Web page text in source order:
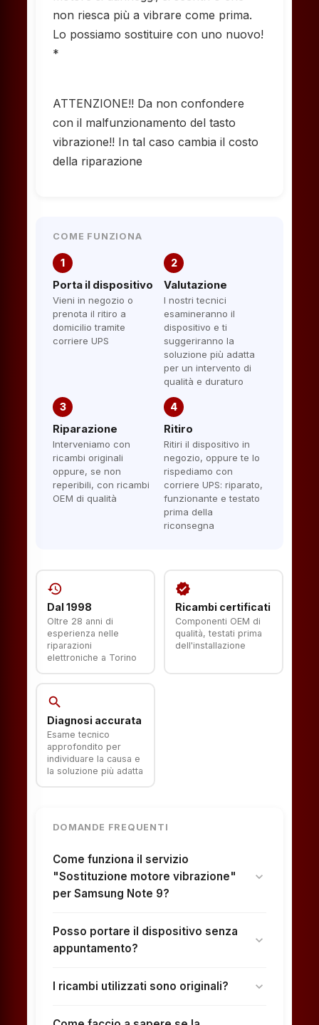
non riesca più a vibrare come prima.
Lo possiamo sostituire con uno nuovo!
*
ATTENZIONE!! Da non confondere
con il malfunzionamento del tasto
vibrazione!! In tal caso cambia il costo
della riparazione
COME FUNZIONA
1
Porta il dispositivo
Vieni in negozio o
prenota il ritiro a
domicilio tramite
corriere UPS
2
Valutazione
I nostri tecnici
esamineranno il
dispositivo e ti
suggeriranno la
soluzione più adatta
per un intervento di
qualità e duraturo
3
Riparazione
Interveniamo con
ricambi originali
oppure, se non
reperibili, con ricambi
OEM di qualità
4
Ritiro
Ritiri il dispositivo in
negozio, oppure te lo
rispediamo con
corriere UPS: riparato,
funzionante e testato
prima della
riconsegna
history
Dal 1998
Oltre 28 anni di
esperienza nelle
riparazioni
elettroniche a Torino
verified
Ricambi certificati
Componenti OEM di
qualità, testati prima
dell'installazione
search
Diagnosi accurata
Esame tecnico
approfondito per
individuare la causa e
la soluzione più adatta
DOMANDE FREQUENTI
Come funziona il servizio
"Sostituzione motore vibrazione"
per Samsung Note 9?
expand_more
Posso portare il dispositivo senza
appuntamento?
expand_more
I ricambi utilizzati sono originali? expand_more